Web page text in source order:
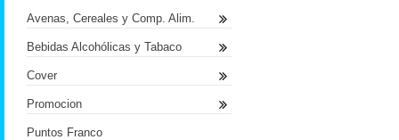
Avenas, Cereales y Comp. Alim.
Bebidas Alcohólicas y Tabaco
Cover
Promocion
Puntos Franco